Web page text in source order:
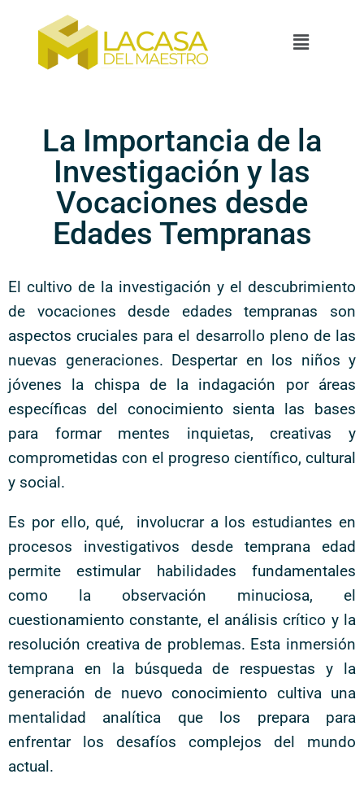
La Importancia de la
Investigación y las
Vocaciones desde
Edades Tempranas
El cultivo de la investigación y el descubrimiento
de vocaciones desde edades tempranas son
aspectos cruciales para el desarrollo pleno de las
nuevas generaciones. Despertar en los niños y
jóvenes la chispa de la indagación por áreas
específicas del conocimiento sienta las bases
para formar mentes inquietas, creativas y
comprometidas con el progreso científico, cultural
y social.
Es por ello, qué, involucrar a los estudiantes en
procesos investigativos desde temprana edad
permite estimular habilidades fundamentales
como la observación minuciosa, el
cuestionamiento constante, el análisis crítico y la
resolución creativa de problemas. Esta inmersión
temprana en la búsqueda de respuestas y la
generación de nuevo conocimiento cultiva una
mentalidad analítica que los prepara para
enfrentar los desafíos complejos del mundo
actual.